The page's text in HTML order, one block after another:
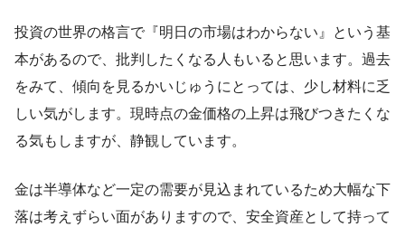
投資の世界の格言で『明日の市場はわからない』という基
本があるので、批判したくなる人もいると思います。過去
をみて、傾向を見るかいじゅうにとっては、少し材料に乏
しい気がします。現時点の金価格の上昇は飛びつきたくな
る気もしますが、静観しています。
金は半導体など一定の需要が見込まれているため大幅な下
落は考えずらい面がありますので、安全資産として持って